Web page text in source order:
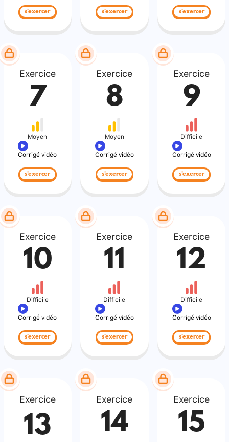
s'exercer s'exercer s'exercer
Exercice
7
Moyen
Corrigé vidéo
s'exercer
Exercice
8
Moyen
Corrigé vidéo
s'exercer
Exercice
9
Difficile
Corrigé vidéo
s'exercer
Exercice
10
Difficile
Corrigé vidéo
s'exercer
Exercice
11
Difficile
Corrigé vidéo
s'exercer
Exercice
12
Difficile
Corrigé vidéo
s'exercer
Exercice
13
Exercice
14
Exercice
15